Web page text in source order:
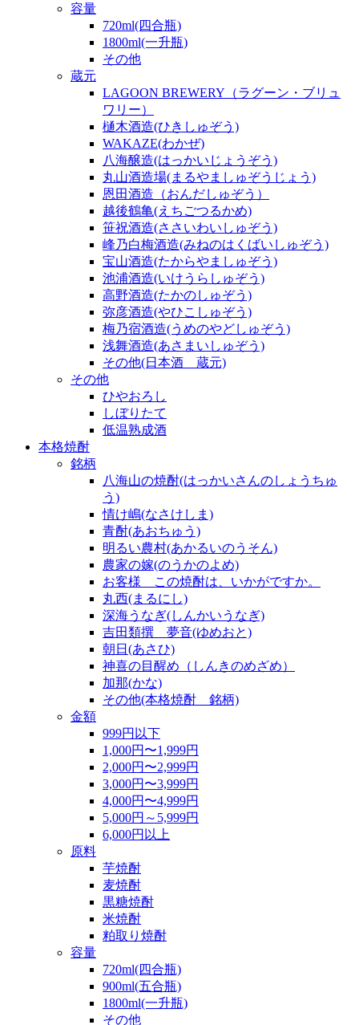
容量
720ml(四合瓶)
1800ml(一升瓶)
その他
蔵元
LAGOON BREWERY（ラグーン・ブリュ
ワリー）
樋木酒造(ひきしゅぞう)
WAKAZE(わかぜ)
八海醸造(はっかいじょうぞう)
丸山酒造場(まるやましゅぞうじょう)
恩田酒造（おんだしゅぞう）
越後鶴亀(えちごつるかめ)
笹祝酒造(ささいわいしゅぞう)
峰乃白梅酒造(みねのはくばいしゅぞう)
宝山酒造(たからやましゅぞう)
池浦酒造(いけうらしゅぞう)
高野酒造(たかのしゅぞう)
弥彦酒造(やひこしゅぞう)
梅乃宿酒造(うめのやどしゅぞう)
浅舞酒造(あさまいしゅぞう)
その他(日本酒 蔵元)
その他
ひやおろし
しぼりたて
低温熟成酒
本格焼酎
銘柄
八海山の焼酎(はっかいさんのしょうちゅ
う)
情け嶋(なさけしま)
青酎(あおちゅう)
明るい農村(あかるいのうそん)
農家の嫁(のうかのよめ)
お客様 この焼酎は、いかがですか。
丸西(まるにし)
深海うなぎ(しんかいうなぎ)
吉田類撰 夢音(ゆめおと)
朝日(あさひ)
神喜の目醒め（しんきのめざめ）
加那(かな)
その他(本格焼酎 銘柄)
金額
999円以下
1,000円〜1,999円
2,000円〜2,999円
3,000円〜3,999円
4,000円〜4,999円
5,000円～5,999円
6,000円以上
原料
芋焼酎
麦焼酎
黒糖焼酎
米焼酎
粕取り焼酎
容量
720ml(四合瓶)
900ml(五合瓶)
1800ml(一升瓶)
その他